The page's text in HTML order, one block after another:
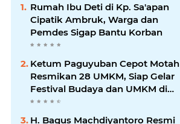
Rumah Ibu Deti di Kp. Sa'apan
Cipatik Ambruk, Warga dan
Pemdes Sigap Bantu Korban
Ketum Paguyuban Cepot Motah
Resmikan 28 UMKM, Siap Gelar
Festival Budaya dan UMKM di
Jalan Braga
H. Bagus Machdiyantoro Resmi